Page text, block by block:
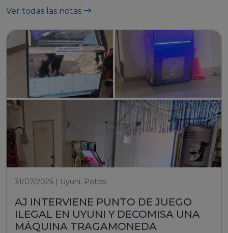
Ver todas las notas
31/07/2026 | Uyuni, Potosi
AJ INTERVIENE PUNTO DE JUEGO
ILEGAL EN UYUNI Y DECOMISA UNA
MÁQUINA TRAGAMONEDA